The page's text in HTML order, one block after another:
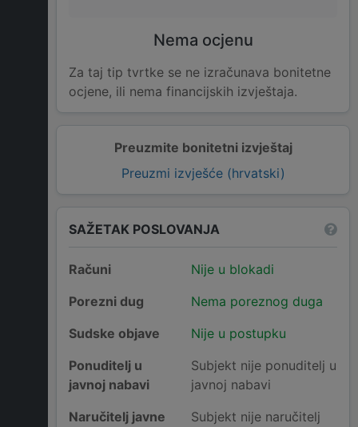
Preuzmite bonitetni izvještaj
Preuzmi izvješće (hrvatski)
Nema ocjenu
Za taj tip tvrtke se ne izračunava bonitetne
ocjene, ili nema financijskih izvještaja.
SAŽETAK POSLOVANJA
Računi
Nije u blokadi
Porezni dug
Nema poreznog duga
Sudske objave
Nije u postupku
Ponuditelj u
javnoj nabavi
Subjekt nije ponuditelj u
javnoj nabavi
Naručitelj javne
Subjekt nije naručitelj